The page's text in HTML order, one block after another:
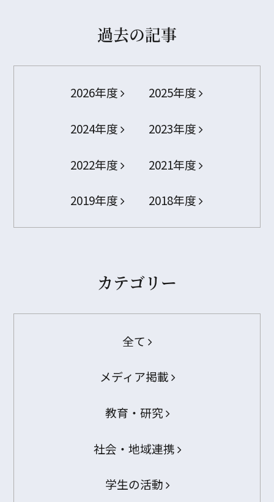
過去の記事
2026年度 2025年度
2024年度 2023年度
2022年度 2021年度
2019年度 2018年度
カテゴリー
全て
メディア掲載
教育・研究
社会・地域連携
学生の活動